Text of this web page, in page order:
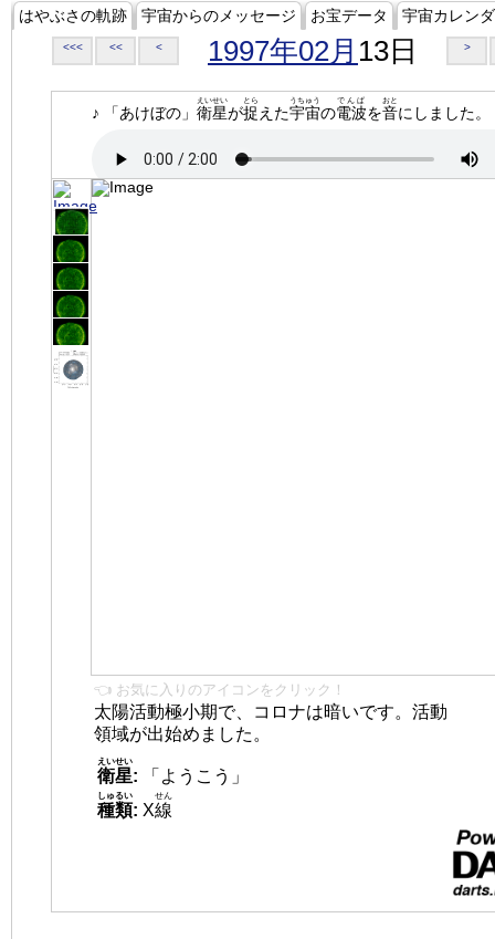
はやぶさの軌跡 宇宙からのメッセージ お宝データ 宇宙カレン
<<< << < 1997年02月 13日 >
♪ 「あけぼの」 衛星
えいせい
が捉
とら
えた宇宙
うちゅう
の電波
でんぱ
を音
おと
にしました。
👈 お気に入りのアイコンをクリック！
太陽活動極小期で、コロナは暗いです。活動
領域が出始めました。
衛星
えいせい
:
「ようこう」
種類
しゅるい
: X線
せん